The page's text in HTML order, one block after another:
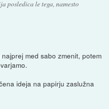
posledica le tega, namesto
med sabo zmenit, potem
ideja na papirju zaslužna